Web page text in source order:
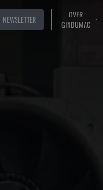
NEWSLETTER
OVER
GINDUMAC